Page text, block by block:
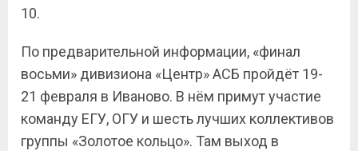
10.
По предварительной информации, «финал
восьми» дивизиона «Центр» АСБ пройдёт 19-
21 февраля в Иваново. В нём примут участие
команду ЕГУ, ОГУ и шесть лучших коллективов
группы «Золотое кольцо». Там выход в